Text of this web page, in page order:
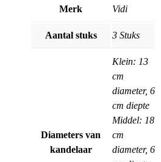
Merk Vidi
Aantal stuks 3 Stuks
Diameters van
kandelaar
Klein: 13
cm
diameter, 6
cm diepte
Middel: 18
cm
diameter, 6